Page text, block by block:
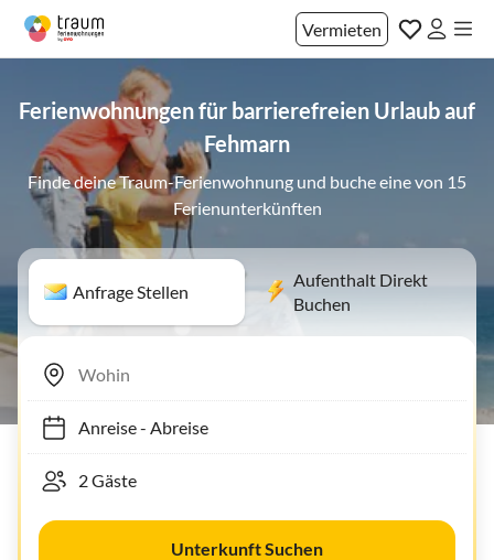
Vermieten
Ferienwohnungen für barrierefreien Urlaub auf
Fehmarn
Finde deine Traum-Ferienwohnung und buche eine von 15
Ferienunterkünften
Anfrage Stellen
Aufenthalt Direkt
Buchen
Anreise- Abreise
Unterkunft Suchen